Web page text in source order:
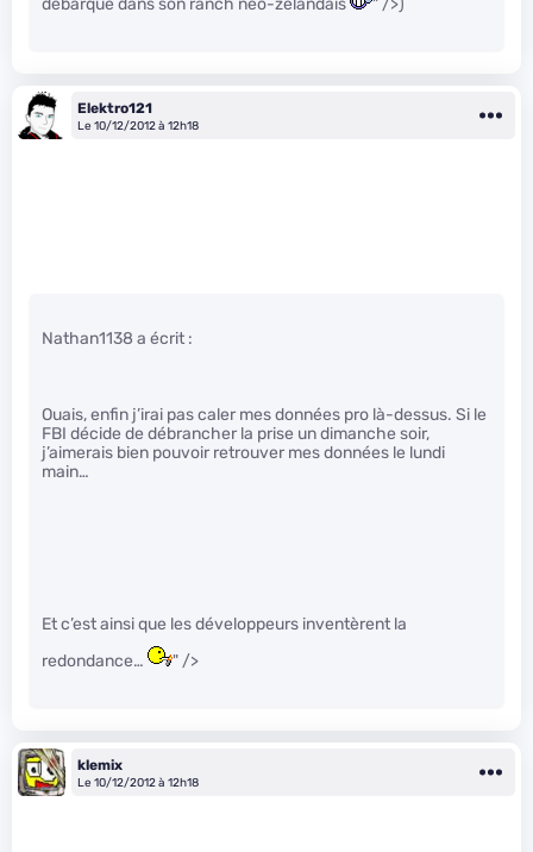
débarqué dans son ranch néo-zélandais " />)
Elektro121
Le 10/12/2012 à 12h18
Nathan1138 a écrit :
Ouais, enfin j’irai pas caler mes données pro là-dessus. Si le
FBI décide de débrancher la prise un dimanche soir,
j’aimerais bien pouvoir retrouver mes données le lundi
main…
Et c’est ainsi que les développeurs inventèrent la
redondance…
" />
klemix
Le 10/12/2012 à 12h18